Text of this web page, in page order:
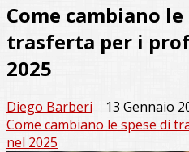
Come cambiano le
trasferta per i
2025
Diego Barberi 13 Gennaio
Come cambiano le spese di
nel 2025